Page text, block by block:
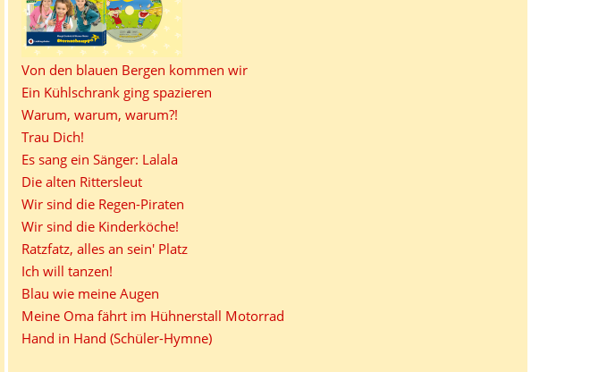
Von den blauen Bergen kommen wir
Ein Kühlschrank ging spazieren
Warum, warum, warum?!
Trau Dich!
Es sang ein Sänger: Lalala
Die alten Rittersleut
Wir sind die Regen-Piraten
Wir sind die Kinderköche!
Ratzfatz, alles an sein' Platz
Ich will tanzen!
Blau wie meine Augen
Meine Oma fährt im Hühnerstall Motorrad
Hand in Hand (Schüler-Hymne)